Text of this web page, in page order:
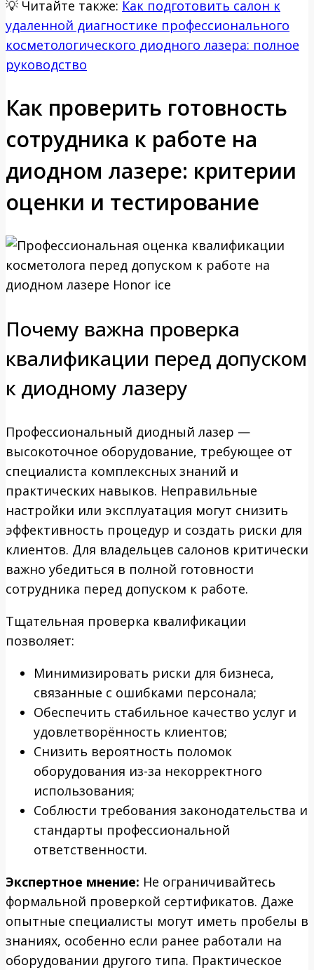
💡 Читайте также: Как подготовить салон к
удаленной диагностике профессионального
косметологического диодного лазера: полное
руководство
Как проверить готовность
сотрудника к работе на
диодном лазере: критерии
оценки и тестирование
Почему важна проверка
квалификации перед допуском
к диодному лазеру
Профессиональный диодный лазер —
высокоточное оборудование, требующее от
специалиста комплексных знаний и
практических навыков. Неправильные
настройки или эксплуатация могут снизить
эффективность процедур и создать риски для
клиентов. Для владельцев салонов критически
важно убедиться в полной готовности
сотрудника перед допуском к работе.
Тщательная проверка квалификации
позволяет:
Минимизировать риски для бизнеса,
связанные с ошибками персонала;
Обеспечить стабильное качество услуг и
удовлетворённость клиентов;
Снизить вероятность поломок
оборудования из-за некорректного
использования;
Соблюсти требования законодательства и
стандарты профессиональной
ответственности.
Экспертное мнение: Не ограничивайтесь
формальной проверкой сертификатов. Даже
опытные специалисты могут иметь пробелы в
знаниях, особенно если ранее работали на
оборудовании другого типа. Практическое